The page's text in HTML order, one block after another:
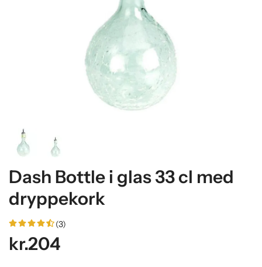
Dash Bottle i glas 33 cl med
dryppekork
(3)
kr.204